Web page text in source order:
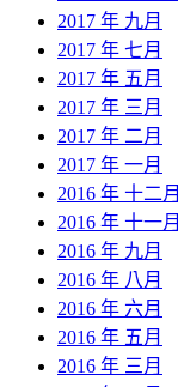
2017 年 九月
2017 年 七月
2017 年 五月
2017 年 三月
2017 年 二月
2017 年 一月
2016 年 十二月
2016 年 十一月
2016 年 九月
2016 年 八月
2016 年 六月
2016 年 五月
2016 年 三月